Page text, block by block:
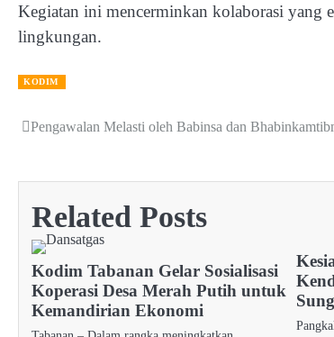
Kegiatan ini mencerminkan kolaborasi yang
lingkungan.
KODIM
Post
Pengawalan Melasti oleh Babinsa dan
Related Posts
Kodim Tabanan Gelar Sosialisasi
Koperasi Desa Merah Putih untuk
Kemandirian Ekonomi